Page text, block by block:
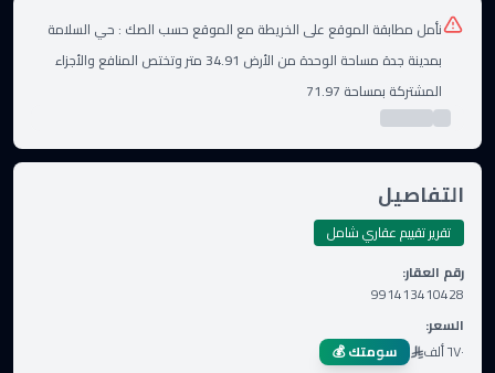
نأمل مطابقة الموقع على الخريطة مع الموقع حسب الصك : حي السلامة
بمدينة جدة مساحة الوحدة من الأرض 34.91 متر وتختص المنافع والأجزاء
المشتركة بمساحة 71.97
التفاصيل
تقرير تقييم عقاري شامل
رقم العقار:
991413410428
السعر:
٦٧٠ ألف
سومتك 💰